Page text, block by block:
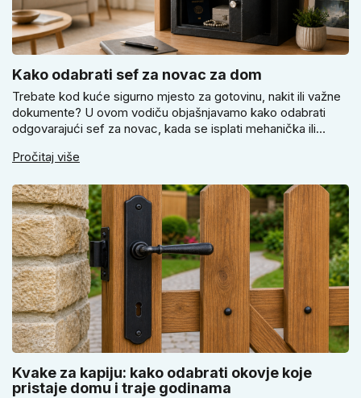
Kako odabrati sef za novac za dom
Trebate kod kuće sigurno mjesto za gotovinu, nakit ili važne
dokumente? U ovom vodiču objašnjavamo kako odabrati
odgovarajući sef za novac, kada se isplati mehanička ili
za stvarnu sigurnost. Dobit ćete praktične savjete za odabir
Pročitaj više
Kvake za kapiju: kako odabrati okovje koje
pristaje domu i traje godinama